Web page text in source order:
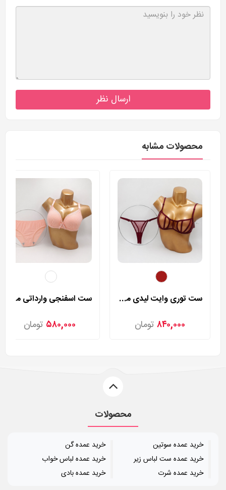
ارسال نظر
محصولات مشابه
ست توری وایت لیدی مدل 40
۸۴۰,۰۰۰ تومان
ست اسفنجی وارداتی مدل 138
۵۸۰,۰۰۰ تومان
محصولات
خرید عمده سوتین
خرید عمده ست لباس زیر
خرید عمده شرت
خرید عمده گن
خرید عمده لباس خواب
خرید عمده بادی